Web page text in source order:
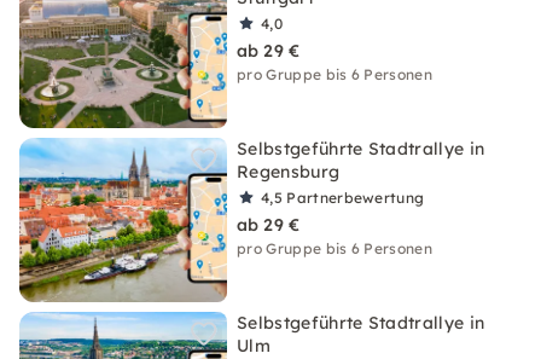
4,0
ab 29 €
pro Gruppe bis 6 Personen
Selbstgeführte Stadtrallye in
Regensburg
4,5 Partnerbewertung
ab 29 €
pro Gruppe bis 6 Personen
Selbstgeführte Stadtrallye in
Ulm